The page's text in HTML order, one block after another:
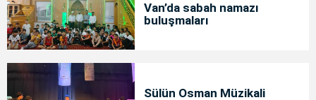
Van’da sabah namazı
buluşmaları
Sülün Osman Müzikali